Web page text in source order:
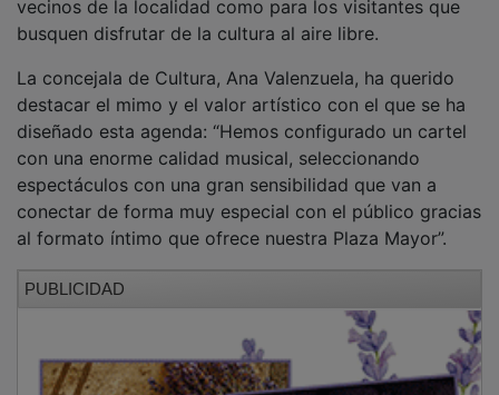
busquen disfrutar de la cultura al aire libre.
destacar el mimo y el valor artístico con el que se ha
diseñado esta agenda: “Hemos configurado un cartel
con una enorme calidad musical, seleccionando
espectáculos con una gran sensibilidad que van a
conectar de forma muy especial con el público gracias
al formato íntimo que ofrece nuestra Plaza Mayor”.